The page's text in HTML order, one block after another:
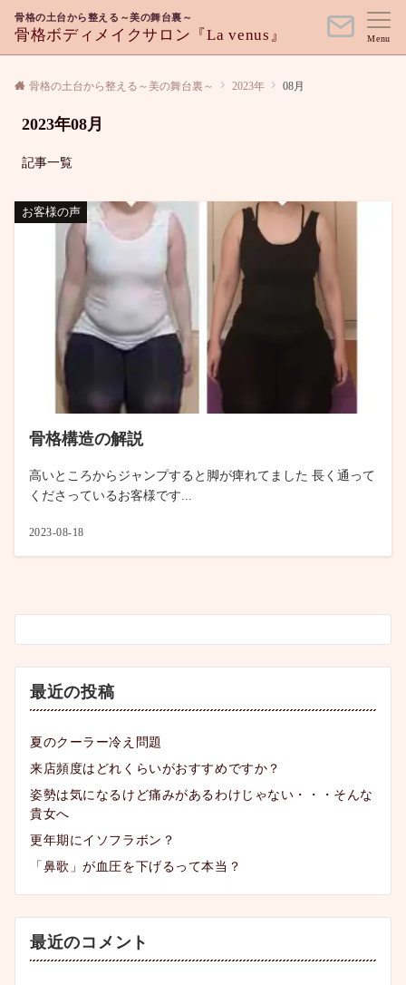
骨格の土台から整える～美の舞台裏～
骨格ボディメイクサロン『La venus』 Menu
骨格の土台から整える～美の舞台裏～ 2023年 08月
2023年08月
記事一覧
お客様の声
骨格構造の解説
高いところからジャンプすると脚が痺れてました 長く通って
くださっているお客様です...
2023-08-18
最近の投稿
夏のクーラー冷え問題
来店頻度はどれくらいがおすすめですか？
姿勢は気になるけど痛みがあるわけじゃない・・・そんな
貴女へ
更年期にイソフラボン？
「鼻歌」が血圧を下げるって本当？
最近のコメント